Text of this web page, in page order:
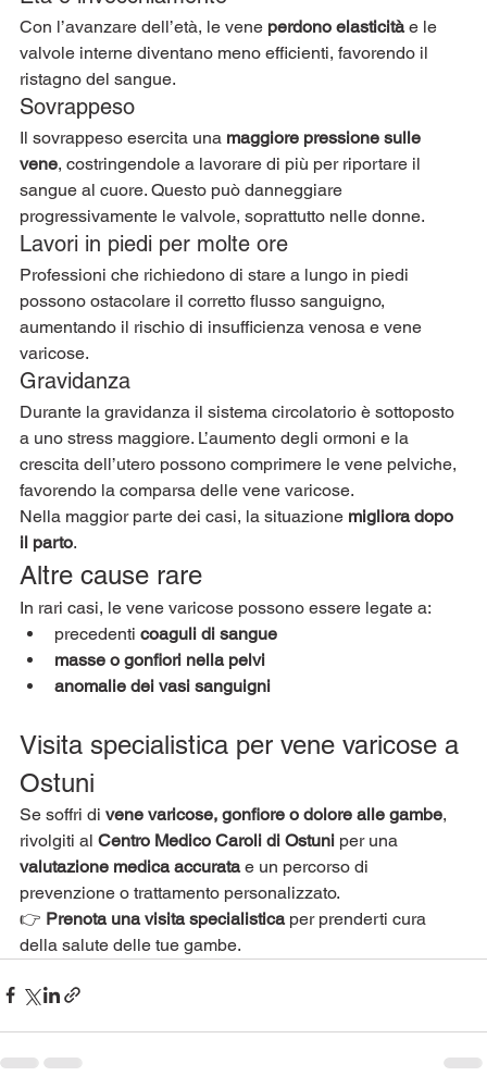
Con l’avanzare dell’età, le vene perdono elasticità e le
valvole interne diventano meno efficienti, favorendo il
ristagno del sangue.
Sovrappeso
Il sovrappeso esercita una maggiore pressione sulle
vene, costringendole a lavorare di più per riportare il
sangue al cuore. Questo può danneggiare
progressivamente le valvole, soprattutto nelle donne.
Lavori in piedi per molte ore
Professioni che richiedono di stare a lungo in piedi
possono ostacolare il corretto flusso sanguigno,
aumentando il rischio di insufficienza venosa e vene
varicose.
Gravidanza
Durante la gravidanza il sistema circolatorio è sottoposto
a uno stress maggiore. L’aumento degli ormoni e la
crescita dell’utero possono comprimere le vene pelviche,
favorendo la comparsa delle vene varicose.
Nella maggior parte dei casi, la situazione migliora dopo
il parto.
Altre cause rare
In rari casi, le vene varicose possono essere legate a:
precedenti coaguli di sangue
masse o gonfiori nella pelvi
anomalie dei vasi sanguigni
Visita specialistica per vene varicose a
Ostuni
Se soffri di vene varicose, gonfiore o dolore alle gambe,
rivolgiti al Centro Medico Caroli di Ostuni per una
valutazione medica accurata e un percorso di
prevenzione o trattamento personalizzato.
👉 Prenota una visita specialistica per prenderti cura
della salute delle tue gambe.